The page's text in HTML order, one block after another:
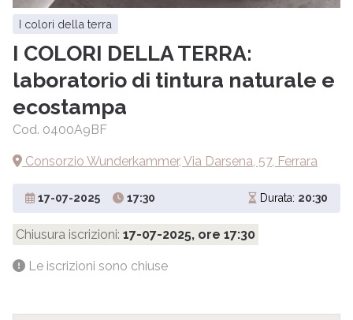
i colori della terra
I COLORI DELLA TERRA:
laboratorio di tintura naturale e
ecostampa
Cod. 0400A9BF
Consorzio Wunderkammer, Via Darsena, 57, Ferrara
17-07-2025 17:30 Durata: 20:30
Chiusura iscrizioni: 17-07-2025, ore 17:30
Le iscrizioni sono chiuse